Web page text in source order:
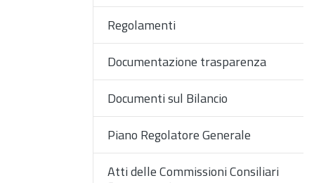
Regolamenti
Documentazione trasparenza
Documenti sul Bilancio
Piano Regolatore Generale
Atti delle Commissioni Consiliari